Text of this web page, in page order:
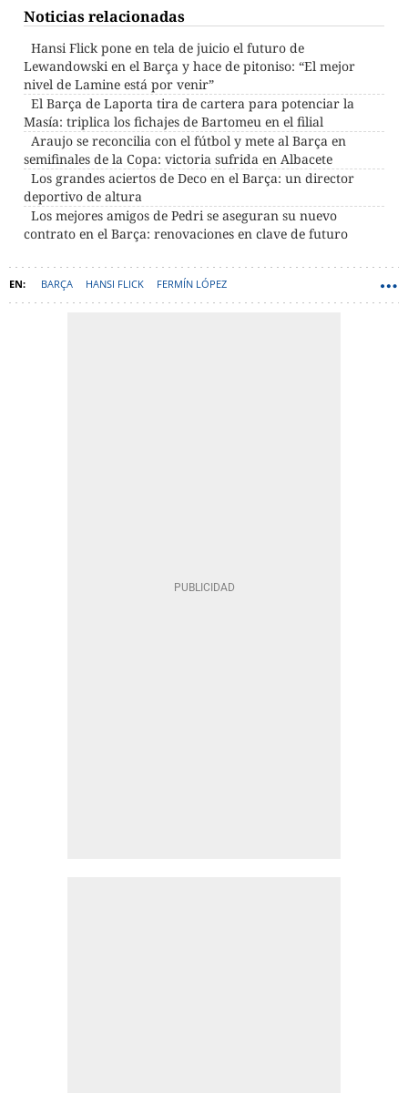
Noticias relacionadas
Hansi Flick pone en tela de juicio el futuro de
Lewandowski en el Barça y hace de pitoniso: “El mejor
nivel de Lamine está por venir”
El Barça de Laporta tira de cartera para potenciar la
Masía: triplica los fichajes de Bartomeu en el filial
Araujo se reconcilia con el fútbol y mete al Barça en
semifinales de la Copa: victoria sufrida en Albacete
Los grandes aciertos de Deco en el Barça: un director
deportivo de altura
Los mejores amigos de Pedri se aseguran su nuevo
contrato en el Barça: renovaciones en clave de futuro
BARÇA HANSI FLICK FERMÍN LÓPEZ